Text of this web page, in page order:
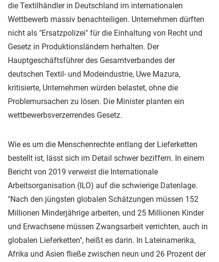
die Textilhändler in Deutschland im internationalen
Wettbewerb massiv benachteiligen. Unternehmen dürften
nicht als "Ersatzpolizei" für die Einhaltung von Recht und
Gesetz in Produktionsländern herhalten. Der
Hauptgeschäftsführer des Gesamtverbandes der
deutschen Textil- und Modeindustrie, Uwe Mazura,
kritisierte, Unternehmen würden belastet, ohne die
Problemursachen zu lösen. Die Minister planten ein
wettbewerbsverzerrendes Gesetz.
Wie es um die Menschenrechte entlang der Lieferketten
bestellt ist, lässt sich im Detail schwer beziffern. In einem
Bericht von 2019 verweist die Internationale
Arbeitsorganisation (ILO) auf die schwierige Datenlage.
"Nach den jüngsten globalen Schätzungen müssen 152
Millionen Minderjährige arbeiten, und 25 Millionen Kinder
und Erwachsene müssen Zwangsarbeit verrichten, auch in
globalen Lieferketten", heißt es darin. In Lateinamerika,
Afrika und Asien fließe zwischen neun und 26 Prozent der